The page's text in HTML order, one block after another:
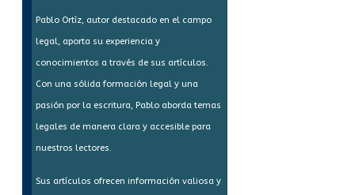
Pablo Ortíz, autor destacado en el campo
legal, aporta su experiencia y
conocimientos a través de sus artículos.
Con una sólida formación legal y una
pasión por la escritura, Pablo aborda temas
legales de manera clara y accesible para
nuestros lectores.
Sus artículos ofrecen información valiosa y